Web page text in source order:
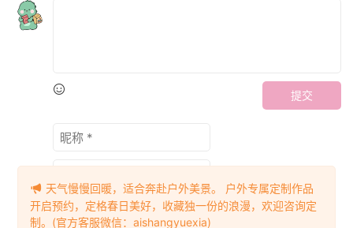
提交
天气慢慢回暖，适合奔赴户外美景。 户外专属定制作品
开启预约，定格春日美好，收藏独一份的浪漫，欢迎咨询定
制。(官方客服微信：aishangyuexia)